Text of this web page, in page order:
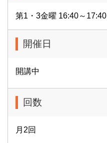
第1・3金曜 16:40～17:40
開催日
開講中
回数
月2回